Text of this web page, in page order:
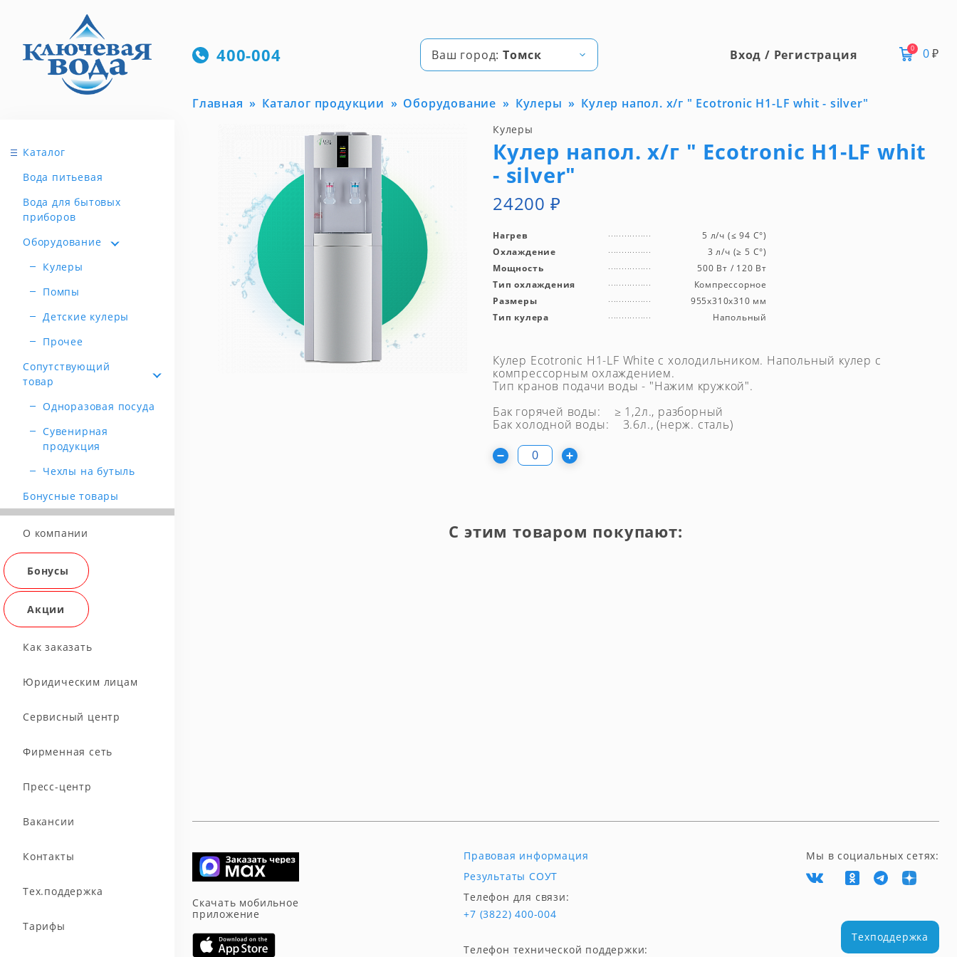
Каталог
Вода питьевая
Вода для бытовых
приборов
Оборудование
Кулеры
Помпы
Детские кулеры
Прочее
Сопутствующий
товар
Одноразовая посуда
Сувенирная
продукция
Чехлы на бутыль
Бонусные товары
О компании
Бонусы
Акции
Как заказать
Юридическим лицам
Сервисный центр
Фирменная сеть
Пресс-центр
Вакансии
Контакты
Тех.поддержка
Тарифы
400-004 Ваш город:Томск Вход / Регистрация 0 0₽
Главная Каталог продукции Оборудование Кулеры Кулер напол. х/г " Ecotronic Н1-LF whit - silver"
Кулеры
Кулер напол. х/г " Ecotronic Н1-LF whit
- silver"
24200 ₽
Нагрев
5 л/ч (≤ 94 C°)
Охлаждение
3 л/ч (≥ 5 C°)
Мощность
500 Вт / 120 Вт
Тип охлаждения
Компрессорное
Размеры
955x310x310 мм
Тип кулера
Напольный
Кулер Ecotronic H1-LF White с холодильником. Напольный кулер с
компрессорным охлаждением.
Тип кранов подачи воды - "Нажим кружкой".
Бак горячей воды: ≥ 1,2л., разборный
Бак холодной воды: 3.6л., (нерж. сталь)
С этим товаром покупают:
Скачать мобильное
приложение
Правовая информация
Результаты СОУТ
Телефон для связи:
+7 (3822) 400-004
Телефон технической поддержки:
Мы в социальных сетях:
Техподдержка